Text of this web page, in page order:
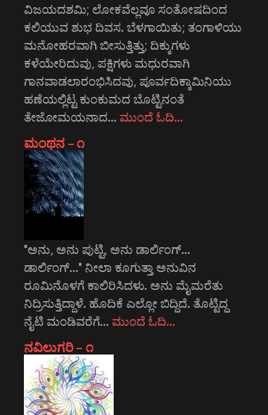
ವಿಜಯದಶಮಿ; ಲೋಕವೆಲ್ಲವೂ ಸಂತೋಷದಿಂದ
ಕಲಿಯುವ ಶುಭ ದಿವಸ. ಬೆಳಗಾಯಿತು; ತಂಗಾಳಿಯು
ಮನೋಹರವಾಗಿ ಬೀಸುತ್ತಿತ್ತು; ದಿಕ್ಕುಗಳು
ಕಳೆಯೇರಿದುವು, ಪಕ್ಷಿಗಳು ಮಧುರವಾಗಿ
ಗಾನವಾಡಲಾರಂಭಿಸಿದವು, ಪೂರ್ವದಿಕ್ಕಾಮಿನಿಯು
ಹಣೆಯಲ್ಲಿಟ್ಟ ಕುಂಕುಮದ ಬೊಟ್ಟಿನಂತೆ
ತೇಜೋಮಯನಾದ… ಮುಂದೆ ಓದಿ…
ಮಂಥನ – ೧
"ಅನು, ಅನು ಪುಟ್ಟಿ, ಅನು ಡಾರ್ಲಿಂಗ್...
ಡಾರ್ಲಿಂಗ್..." ನೀಲಾ ಕೂಗುತ್ತಾ ಅನುವಿನ
ರೂಮಿನೊಳಗೆ ಕಾಲಿರಿಸಿದಳು. ಅನು ಮೈಮರೆತು
ನಿದ್ರಿಸುತ್ತಿದ್ದಾಳೆ. ಹೊದಿಕೆ ಎಲ್ಲೋ ಬಿದ್ದಿದೆ. ತೊಟ್ಟಿದ್ದ
ನೈಟಿ ಮಂಡಿವರೆಗೆ… ಮುಂದೆ ಓದಿ…
ನವಿಲುಗರಿ – ೧